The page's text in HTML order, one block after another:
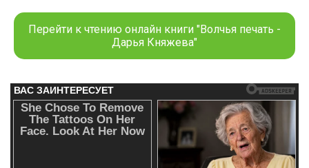
Перейти к чтению онлайн книги "Волчья печать -
Дарья Княжева"